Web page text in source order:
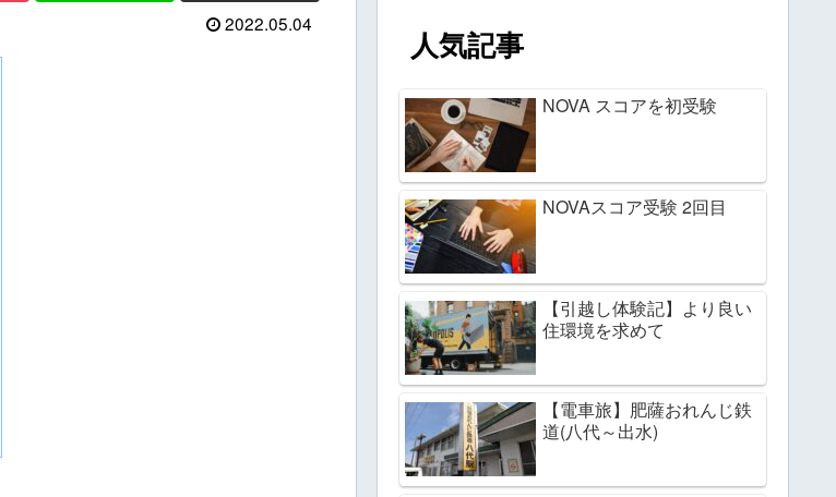
2022.05.04
人気記事
NOVA スコアを初受験
NOVAスコア受験 2回目
【引越し体験記】より良い
住環境を求めて
【電車旅】肥薩おれんじ鉄
道(八代～出水)